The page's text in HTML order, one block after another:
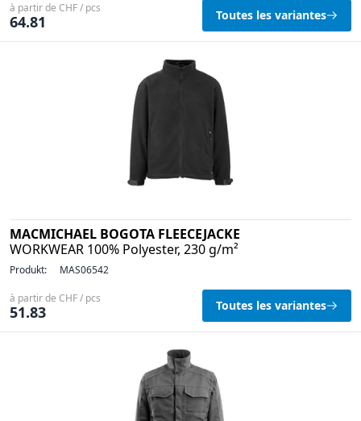
à partir de CHF / pcs
64.81 Toutes les variantes
MACMICHAEL BOGOTA FLEECEJACKE
WORKWEAR 100% Polyester, 230 g/m²
Produkt: MAS06542
à partir de CHF / pcs
51.83 Toutes les variantes